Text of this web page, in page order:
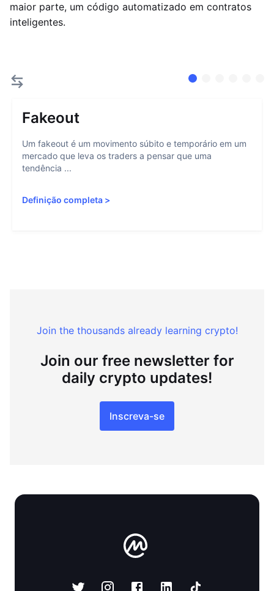
maior parte, um código automatizado em contratos
inteligentes.
Fakeout
Um fakeout é um movimento súbito e temporário em um
mercado que leva os traders a pensar que uma
tendência ...
Definição completa >
Join the thousands already learning crypto!
Join our free newsletter for
daily crypto updates!
Inscreva-se